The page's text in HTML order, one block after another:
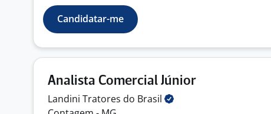
Candidatar-me
Analista Comercial Júnior
Landini Tratores do Brasil